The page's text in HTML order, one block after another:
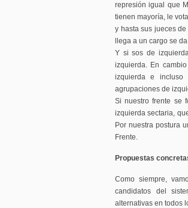
represión igual que
tienen mayoría, le
y hasta sus jueces
llega a un cargo se
Y si sos de
izquierda. En
izquierda e incluso
agrupaciones de
Si nuestro frente se
izquierda sectaria,
Por nuestra postura
Frente.
Propuestas
Como siempre,
candidatos del
alternativas en todos